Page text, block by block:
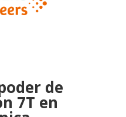
de
7T en